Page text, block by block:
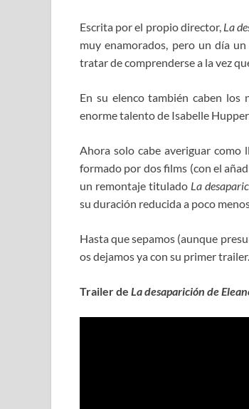
k
n
k
s
t
Escrita por el propio director, La
muy enamorados, pero un día
tratar de comprenderse a la vez
En su elenco también caben los
enorme talento de Isabelle
Ahora solo cabe averiguar como
formado por dos films (con el
un remontaje titulado La
su duración reducida a poco
Hasta que sepamos (aunque
os dejamos ya con su primer trailer.
Trailer de La desaparición de